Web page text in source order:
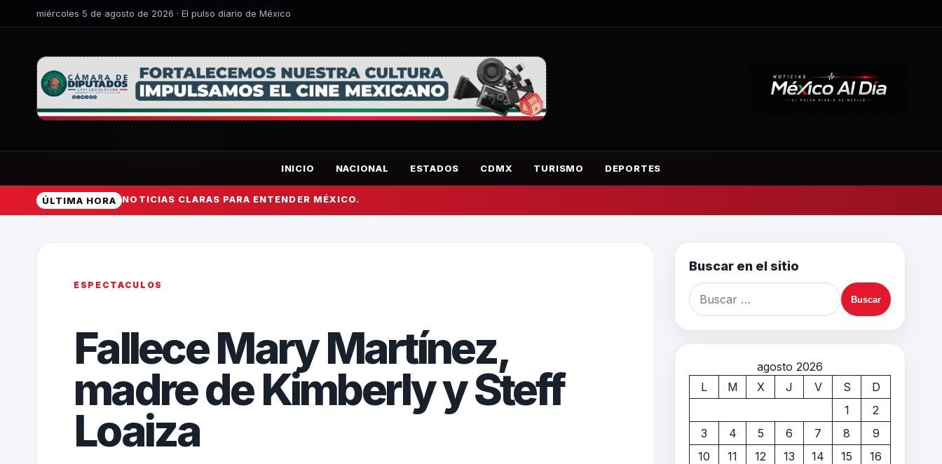
miércoles 5 de agosto de 2026 · El pulso diario de México
INICIO NACIONAL ESTADOS CDMX TURISMO DEPORTES
ÚLTIMA HORA NOTICIAS CLARAS PARA ENTENDER MÉXICO.
ESPECTACULOS
Fallece Mary Martínez,
madre de Kimberly y Steff
Loaiza
Buscar en el sitio
agosto 2026
L
M X J V S
D
1
2
3
4 5 6 7 8
9
10
11 12 13 14 15
16